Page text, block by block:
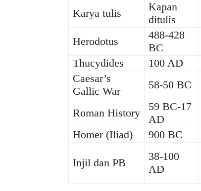
Karya tulis
Kapan
ditulis
Herodotus
488-428
BC
Thucydides
100 AD
Caesar’s
Gallic War
58-50 BC
Roman History
59 BC-17
AD
Homer (Iliad)
900 BC
Injil dan PB
38-100
AD